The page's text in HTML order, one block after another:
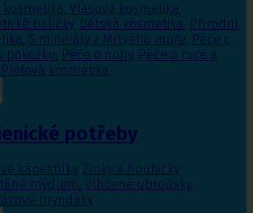
kosmetika, Vlasová kosmetika,
balíčky, Dětská kosmetika, Přírodní
, S minerály z Mrtvého moře, Péče o
pokožku, Péče o nohy, Péče o ruce a
Pleťová kosmetika
potřeby
kapesníky, Žínky a houbičky
mýdlem, Vlhčené ubrousky,
bryndáky